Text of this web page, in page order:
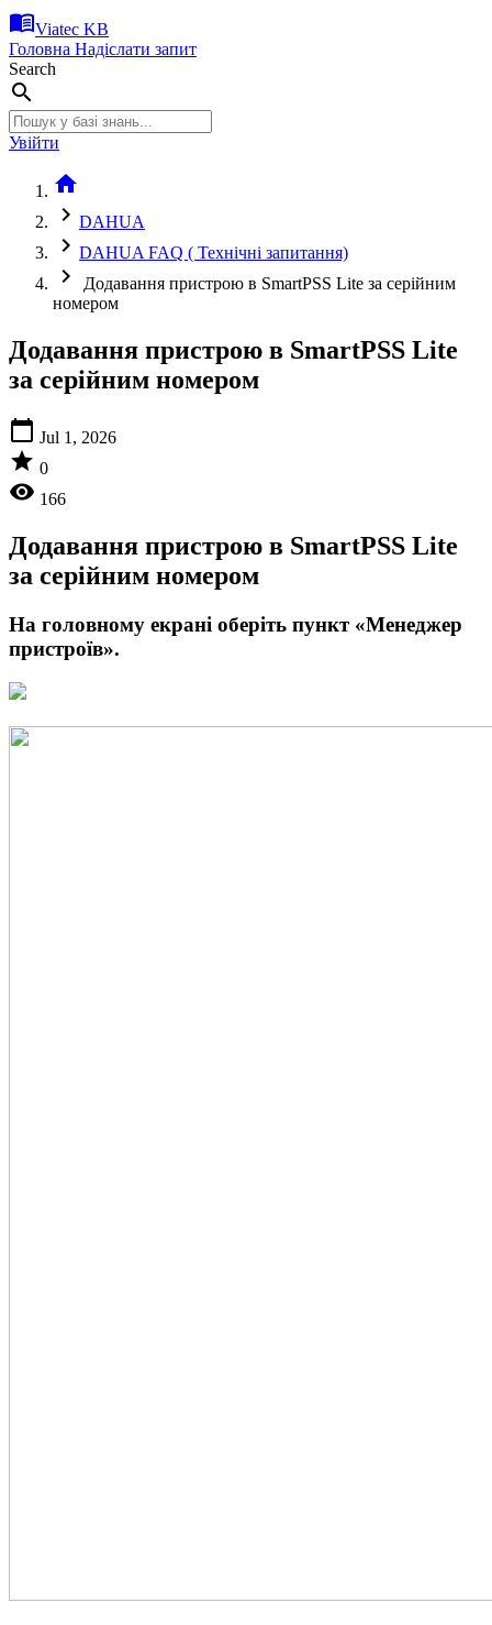
menu_bookViatec KB
Головна Надіслати запит
Search
search
Увійти
home
chevron_right DAHUA
chevron_right DAHUA FAQ ( Технічні запитання)
chevron_right
Додавання пристрою в SmartPSS Lite за серійним
номером
Додавання пристрою в SmartPSS Lite
за серійним номером
calendar_today Jul 1, 2026
star 0
visibility 166
Додавання пристрою в SmartPSS Lite
за серійним номером
На головному екрані оберіть пункт «Менеджер
пристроїв».